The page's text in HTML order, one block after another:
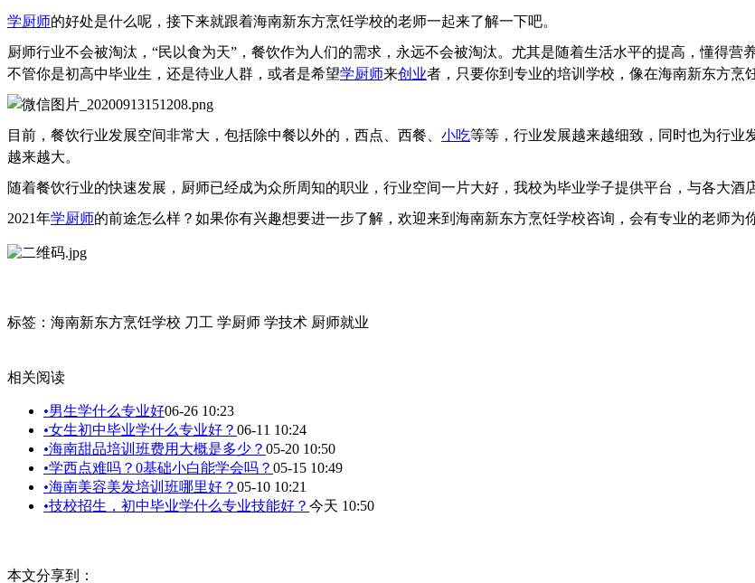
学厨师的好处是什么呢，接下来就跟着海南新东方烹饪学校的老师一起来了解一下吧。
厨师行业不会被淘汰， “民以食为天”，餐饮作为人们的需求，永远不会被淘汰。尤其是随着生活水平的提高，懂得营
不管你是初高中毕业生，还是待业人群，或者是希望学厨师来创业者，只要你到专业的培训学校，像在海南新东方烹
目前，餐饮行业发展空间非常大，包括除中餐以外的，西点、西餐、 小吃等等，行业发展越来越细致，同时也为行业
越来越大。
随着餐饮行业的快速发展，厨师已经成为众所周知的职业，行业空间一片大好，我校为毕业学子提供平台，与各大酒
2021年学厨师的前途怎么样？如果你有兴趣想要进一步了解，欢迎来到海南新东方烹饪学校咨询，会有专业的老师为
标签：海南新东方烹饪学校 刀工 学厨师 学技术 厨师就业
相关阅读
•男生学什么专业好06-26 10:23
•女生初中毕业学什么专业好？ 06-11 10:24
•海南甜品培训班费用大概是多少？ 05-20 10:50
•学西点难吗？0基础小白能学会吗？ 05-15 10:49
•海南美容美发培训班哪里好？ 05-10 10:21
•技校招生，初中毕业学什么专业技能好？ 今天 10:50
本文分享到：